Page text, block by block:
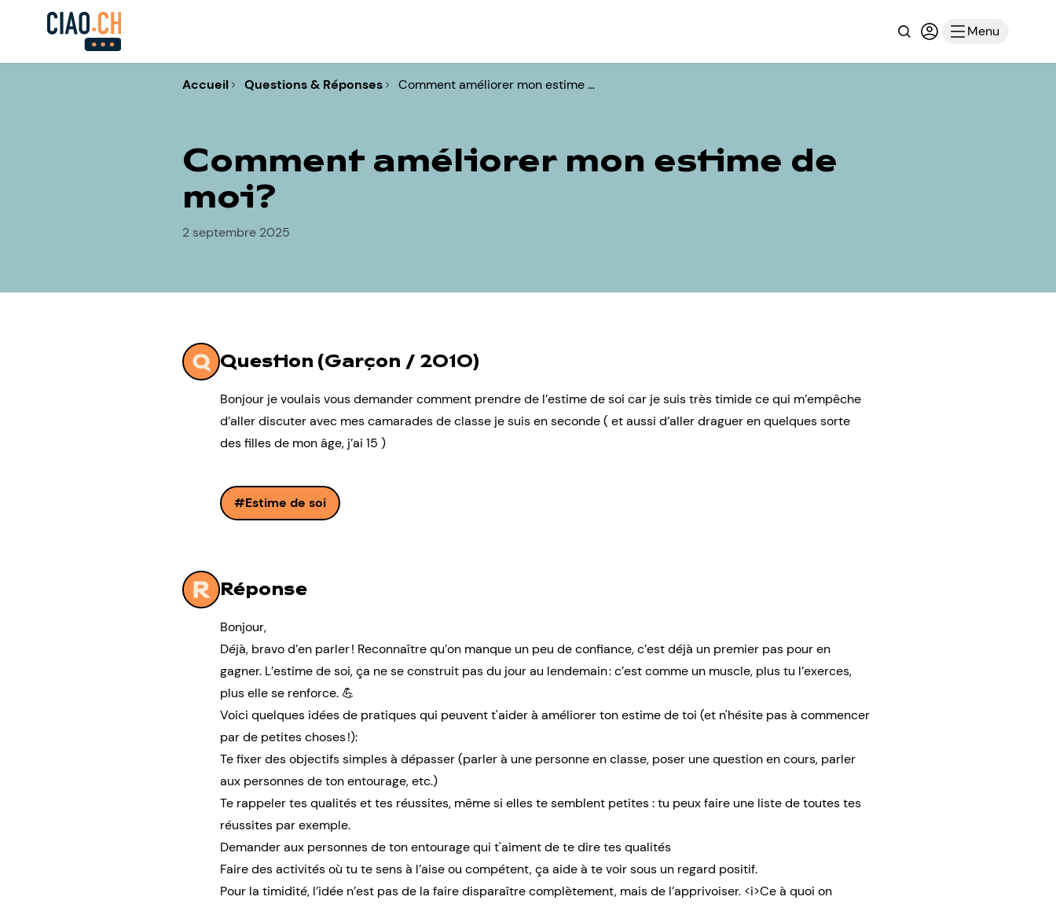
RechercheConnexion ou
Menu
Accueil Questions & Réponses Comment améliorer mon estime …
Comment améliorer mon estime de
moi?
2 septembre 2025
Question (Garçon / 2010)
Bonjour je voulais vous demander comment prendre de l’estime de soi car je suis très timide ce qui m’empêche
d’aller discuter avec mes camarades de classe je suis en seconde ( et aussi d’aller draguer en quelques sorte
des filles de mon âge, j’ai 15 )
Estime de soi
Réponse
Bonjour,
Déjà, bravo d’en parler ! Reconnaître qu’on manque un peu de confiance, c’est déjà un premier pas pour en
gagner. L’estime de soi, ça ne se construit pas du jour au lendemain : c’est comme un muscle, plus tu l’exerces,
plus elle se renforce. 💪
Voici quelques idées de pratiques qui peuvent t'aider à améliorer ton estime de toi (et n'hésite pas à commencer
par de petites choses !):
Te fixer des objectifs simples à dépasser (parler à une personne en classe, poser une question en cours, parler
aux personnes de ton entourage, etc.)
Te rappeler tes qualités et tes réussites, même si elles te semblent petites : tu peux faire une liste de toutes tes
réussites par exemple.
Demander aux personnes de ton entourage qui t'aiment de te dire tes qualités
Faire des activités où tu te sens à l’aise ou compétent, ça aide à te voir sous un regard positif.
Pour la timidité, l’idée n’est pas de la faire disparaître complètement, mais de l’apprivoiser. <i>Ce à quoi on